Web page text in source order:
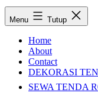
Menu Tutup
Home
About
Contact
DEKORASI
SEWA TENDA